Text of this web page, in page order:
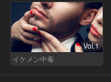
Vol.1
イケメン中毒